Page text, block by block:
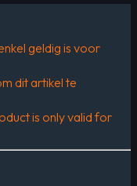
geldig is voor
dit artikel te
is only valid for